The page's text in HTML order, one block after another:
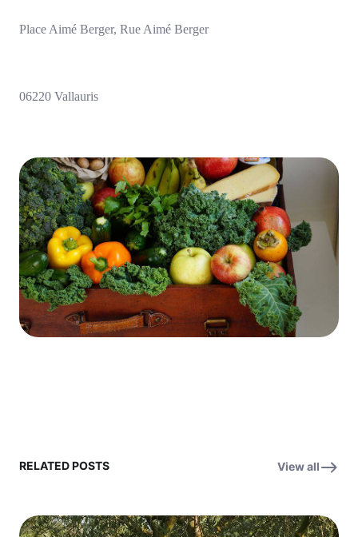
Place Aimé Berger, Rue Aimé Berger
06220 Vallauris
RELATED POSTS View all